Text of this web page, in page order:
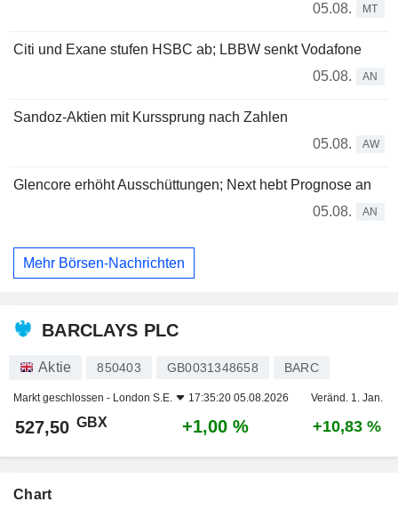
05.08.
MT
Citi und Exane stufen HSBC ab; LBBW senkt Vodafone
05.08.
AN
Sandoz-Aktien mit Kurssprung nach Zahlen
05.08.
AW
Glencore erhöht Ausschüttungen; Next hebt Prognose an
05.08.
AN
Mehr Börsen-Nachrichten
BARCLAYS PLC
Aktie 850403 GB0031348658 BARC
Markt geschlossen - London S.E. 17:35:20 05.08.2026 Veränd. 1. Jan.
527,50 GBX +1,00 % +10,83 %
Chart